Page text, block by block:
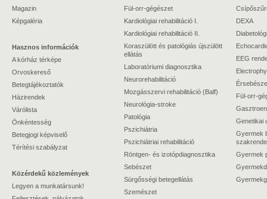
Magazin
Képgaléria
Hasznos információk
A kórház térképe
Orvoskereső
Betegtájékoztatók
Házirendek
Várólista
Önkéntesség
Betegjogi képviselő
Térítési szabályzat
Közérdekű közlemények
Legyen a munkatársunk!
Fül-orr-gégészet
Kardiológiai rehabilitáció I.
Kardiológiai rehabilitáció II.
Koraszülött és patológiás újszülött
ellátás
Laboratóriumi diagnosztika
Neurorehabilitáció
Mozgásszervi rehabilitáció (Balf)
Neurológia-stroke
Patológia
Pszichiátria
Pszichiátriai rehabilitáció
Röntgen- és izotópdiagnosztika
Sebészet
Sürgősségi betegellátás
Szemészet
DEXA
EEG
Fül-orr-
Genetikai
Gyermek
Gyermek